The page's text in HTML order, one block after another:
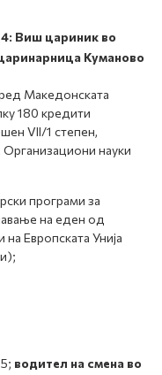
: Виш цариник во
Куманово
Македонската
180 кредити
VII/1 степен,
Организациони науки
програми за
на еден од
на Европската Унија
5; водител на смена во